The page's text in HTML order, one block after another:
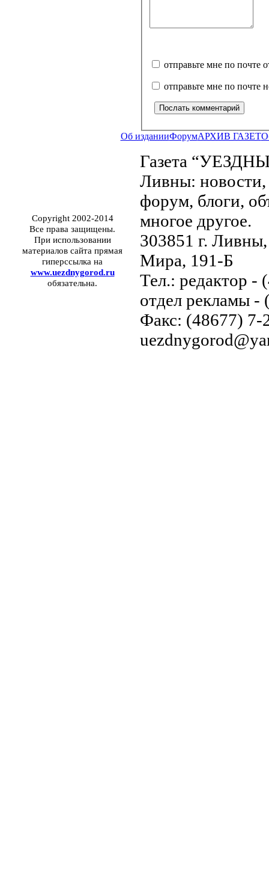
отправьте мне по почте
отправьте мне по почте
Об изданииФорумАРХИВ ГАЗЕТ
Copyright 2002-2014
Все права защищены.
При использовании
материалов сайта прямая
гиперссылка на
www.uezdnygorod.ru
обязательна.
Газета
Ливны: новости,
форум, блоги,
многое другое.
303851 г.
Мира, 191-Б
Тел.: редактор -
отдел рекламы -
Факс: (48677) 7-